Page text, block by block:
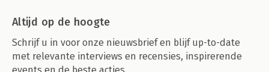
Altijd op de hoogte
Schrijf u in voor onze nieuwsbrief en blijf up-to-date
met relevante interviews en recensies, inspirerende